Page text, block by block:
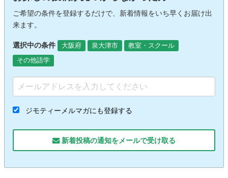
ご希望の条件を登録するだけで、新着情報をいち早くお届け出
来ます。
選択中の条件 大阪府 泉大津市
教室・スクール
その他語学
ジモティーメルマガにも登録する
新着投稿の通知をメールで受け取る